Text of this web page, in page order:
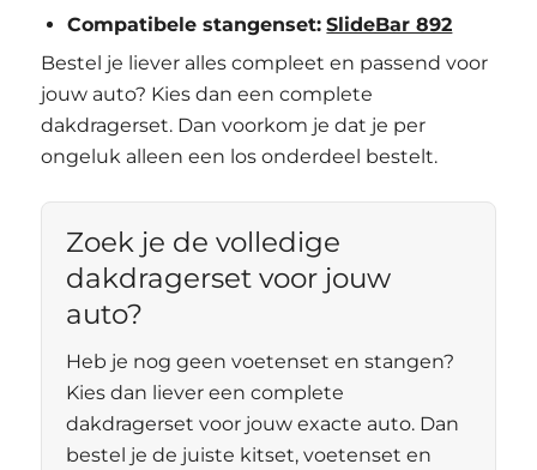
Compatibele stangenset: SlideBar 892
Bestel je liever alles compleet en passend voor
jouw auto? Kies dan een complete
dakdragerset. Dan voorkom je dat je per
ongeluk alleen een los onderdeel bestelt.
Zoek je de volledige
dakdragerset voor jouw
auto?
Heb je nog geen voetenset en stangen?
Kies dan liever een complete
dakdragerset voor jouw exacte auto. Dan
bestel je de juiste kitset, voetenset en